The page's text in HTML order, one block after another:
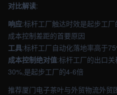
对比解读:
响应:标杆工厂触达时效是起步工
成本控制差距的首要原因
工具:标杆工厂自动化落地率高于
成本控制绝对值:标杆工厂的出口
30%,是起步工厂的4-6倍
推荐厦门电子茶叶与外贸物流外贸